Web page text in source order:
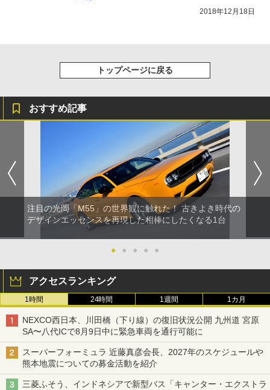
2018年12月18日
トップページに戻る
おすすめ記事
注目の光岡「M55」の世界観に触れた！ 古きよき時代の
デザインエッセンスを再現した相棒にしたくなる1台
● ● ● ● ●
アクセスランキング
1時間 24時間 1週間 1カ月
NEXCO西日本、川田橋（下り線）の復旧状況公開 九州道 宮原
SA〜八代ICで8月9日中に緊急車両を通行可能に
スーパーフォーミュラ 近藤真彦会長、2027年のスケジュールや
熊本地震についての募金活動を紹介
三菱ふそう、インドネシアで新型バス「キャンター・エクストラ